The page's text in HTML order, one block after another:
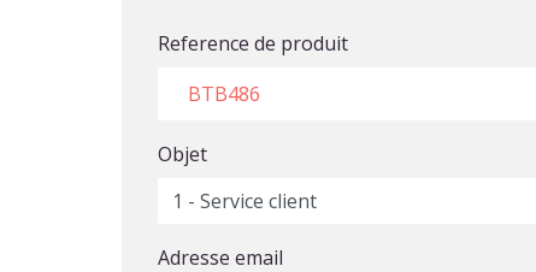
Reference de produit
Objet
Adresse email